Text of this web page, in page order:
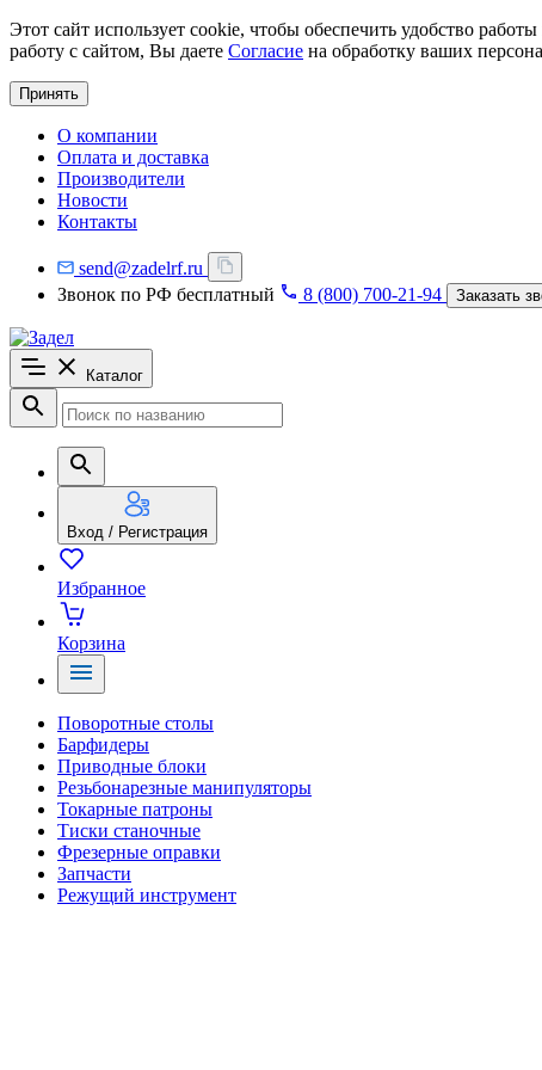
Этот сайт использует cookie, чтобы обеспечить удобство
работу с сайтом, Вы даете Согласие на обработку ваших
Принять
О компании
Оплата и доставка
Производители
Новости
Контакты
send@zadelrf.ru
Звонок по РФ бесплатный
8 (800) 700-21-94 Заказать
Каталог
Вход / Регистрация
Избранное
Корзина
Поворотные столы
Барфидеры
Приводные блоки
Резьбонарезные манипуляторы
Токарные патроны
Тиски станочные
Фрезерные оправки
Запчасти
Режущий инструмент